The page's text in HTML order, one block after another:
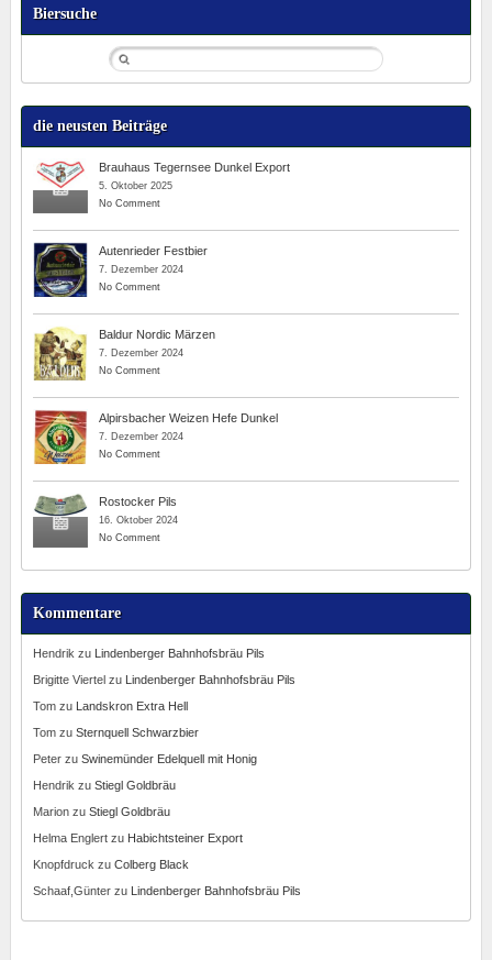
Biersuche
die neusten Beiträge
Brauhaus Tegernsee Dunkel Export
5. Oktober 2025
No Comment
Autenrieder Festbier
7. Dezember 2024
No Comment
Baldur Nordic Märzen
7. Dezember 2024
No Comment
Alpirsbacher Weizen Hefe Dunkel
7. Dezember 2024
No Comment
Rostocker Pils
16. Oktober 2024
No Comment
Kommentare
Hendrik zu
Lindenberger Bahnhofsbräu Pils
Brigitte Viertel zu
Lindenberger Bahnhofsbräu Pils
Tomzu
Landskron Extra Hell
Tomzu Sternquell Schwarzbier
Peterzu Swinemünder Edelquell mit Honig
Hendrik zu Stiegl Goldbräu
Marionzu Stiegl Goldbräu
Helma Englertzu Habichtsteiner Export
Knopfdruck zu Colberg Black
Schaaf,Günterzu Lindenberger Bahnhofsbräu Pils